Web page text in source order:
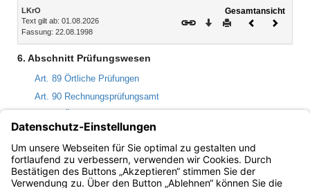
Inhalt
LKrO
Text gilt ab: 01.08.2026
Fassung: 22.08.1998
Gesamtansicht
Download
DruckenVorheriges
6. Abschnitt Prüfungswesen
Art. 89 Örtliche Prüfungen
Art. 90 Rechnungsprüfungsamt
Art. 92 Inhalt der Rechnungs- und Kassenprüfungen
Art. 93 Abschlussprüfung bei Eigenbetrieben und
Kommunalunternehmen